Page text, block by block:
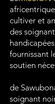
cultiver et
des
fournissant
soutien
de
soignant